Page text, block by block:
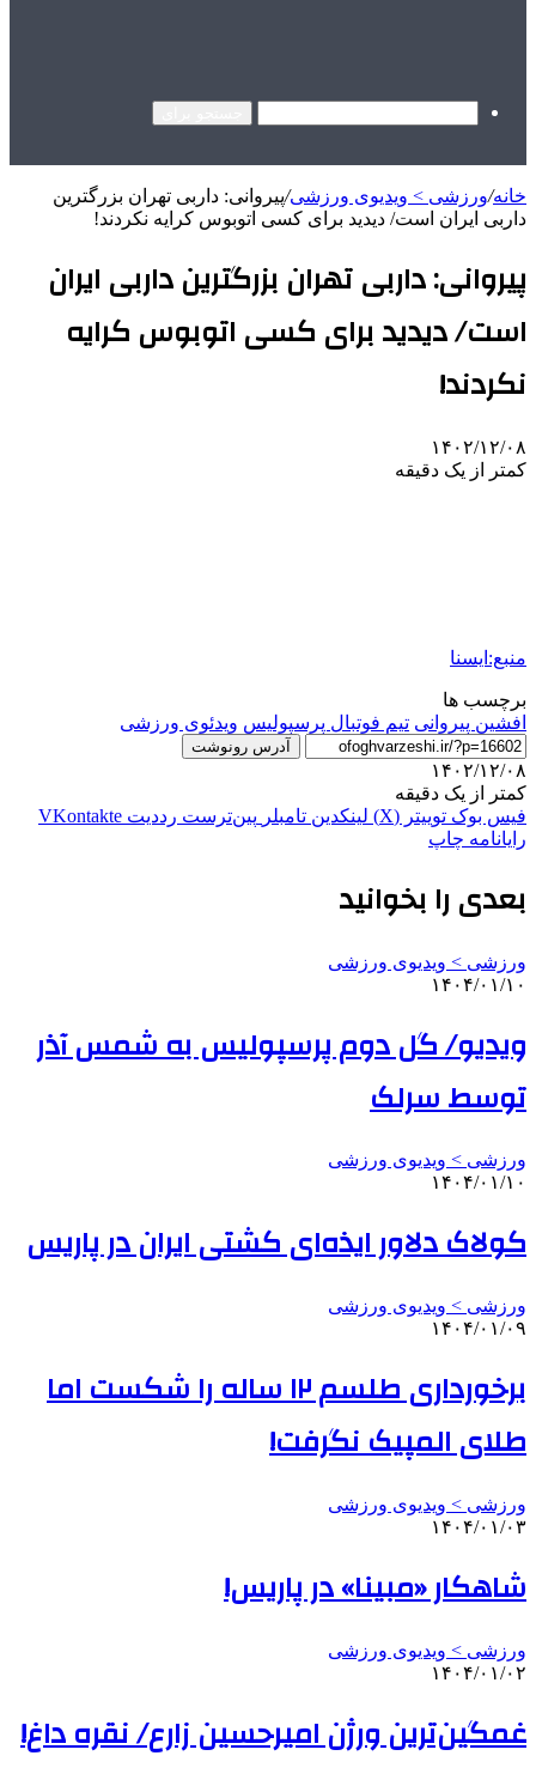
خانه/ورزشی > ویدیوی ورزشی/پیروانی: داربی تهران بزرگترین
داربی ایران است/ دیدید برای کسی اتوبوس کرایه نکردند!
پیروانی: داربی تهران بزرگترین داربی ایران
است/ دیدید برای کسی اتوبوس کرایه
نکردند!
۱۴۰۲/۱۲/۰۸
کمتر از یک دقیقه
منبع:ایسنا
برچسب ها
افشین پیروانی تيم فوتبال پرسپوليس ویدئوی ورزشی
آدرس رونوشت
۱۴۰۲/۱۲/۰۸
کمتر از یک دقیقه
فیس بوک توییتر (X) لینکدین ‫تامبلر ‫پین‌ترست ‫رددیت ‫VKontakte
رایانامه چاپ
بعدی را بخوانید
ورزشی > ویدیوی ورزشی
۱۴۰۴/۰۱/۱۰
ویدیو/ گل دوم پرسپولیس به شمس آذر
توسط سرلک
ورزشی > ویدیوی ورزشی
۱۴۰۴/۰۱/۱۰
کولاک دلاور ایذه‌ای کشتی ایران در پاریس
ورزشی > ویدیوی ورزشی
۱۴۰۴/۰۱/۰۹
برخورداری طلسم ۱۲ ساله را شکست اما
طلای المپیک نگرفت!
ورزشی > ویدیوی ورزشی
۱۴۰۴/۰۱/۰۳
شاهکار «مبینا» در پاریس!
ورزشی > ویدیوی ورزشی
۱۴۰۴/۰۱/۰۲
غمگین‌ترین ورژن امیرحسین زارع/ نقره داغ!